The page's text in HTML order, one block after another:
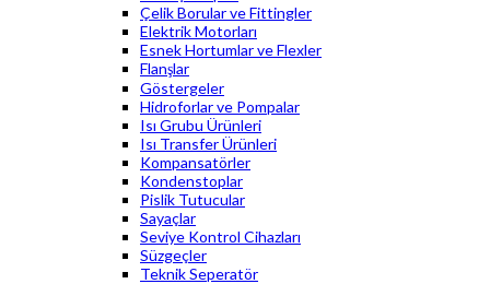
Çelik Borular ve Fittingler
Elektrik Motorları
Esnek Hortumlar ve Flexler
Flanşlar
Göstergeler
Hidroforlar ve Pompalar
Isı Grubu Ürünleri
Isı Transfer Ürünleri
Kompansatörler
Kondenstoplar
Pislik Tutucular
Sayaçlar
Seviye Kontrol Cihazları
Süzgeçler
Teknik Seperatör